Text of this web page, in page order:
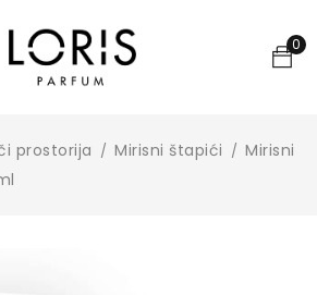
0
prostorija / Mirisni štapići / Mirisni